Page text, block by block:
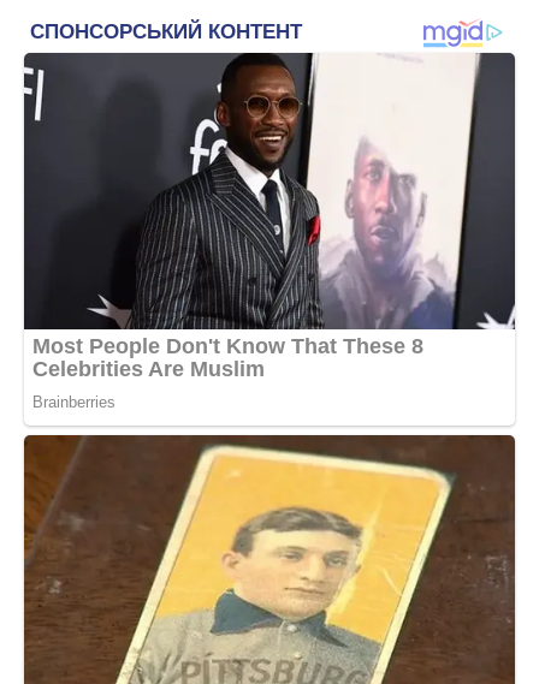
Після того випадку мені стало дуже сумно.
Не через втому.
Через відчуття, що мене перестали бачити.